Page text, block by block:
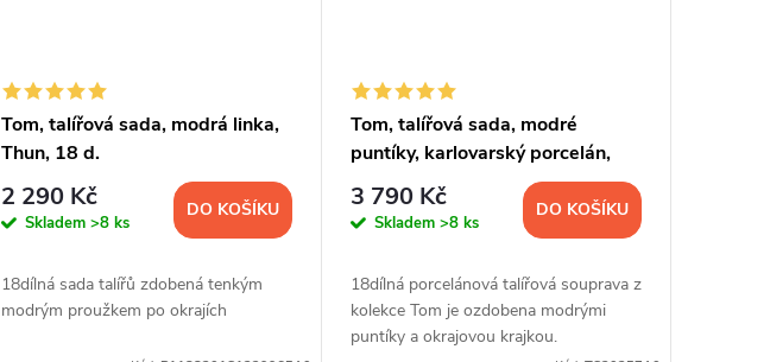
Tom, talířová sada, modrá linka,
Thun, 18 d.
2 290 Kč
Skladem >8 ks
DO KOŠÍKU
18dílná sada talířů zdobená tenkým
modrým proužkem po okrajích
Tom, talířová sada, modré
puntíky, karlovarský porcelán,
Thun, 18 d.
3 790 Kč
Skladem >8 ks
DO KOŠÍKU
18dílná porcelánová talířová souprava z
kolekce Tom je ozdobena modrými
puntíky a okrajovou krajkou.